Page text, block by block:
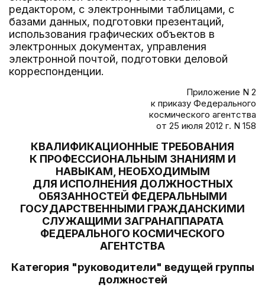
редактором, с электронными таблицами, с
базами данных, подготовки презентаций,
использования графических объектов в
электронных документах, управления
электронной почтой, подготовки деловой
корреспонденции.
Приложение N 2
к приказу Федерального
космического агентства
от 25 июля 2012 г. N 158
КВАЛИФИКАЦИОННЫЕ ТРЕБОВАНИЯ
К ПРОФЕССИОНАЛЬНЫМ ЗНАНИЯМ И
НАВЫКАМ, НЕОБХОДИМЫМ
ДЛЯ ИСПОЛНЕНИЯ ДОЛЖНОСТНЫХ
ОБЯЗАННОСТЕЙ ФЕДЕРАЛЬНЫМИ
ГОСУДАРСТВЕННЫМИ ГРАЖДАНСКИМИ
СЛУЖАЩИМИ ЗАГРАНАППАРАТА
ФЕДЕРАЛЬНОГО КОСМИЧЕСКОГО
АГЕНТСТВА
Категория "руководители" ведущей группы
должностей